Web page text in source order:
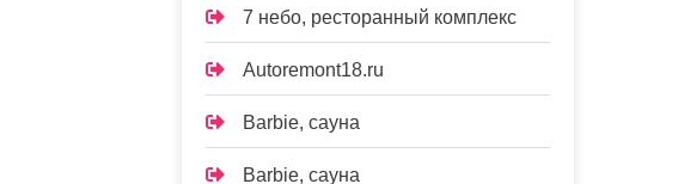
7 небо, ресторанный комплекс
Autoremont18.ru
Barbie, сауна
Barbie, сауна